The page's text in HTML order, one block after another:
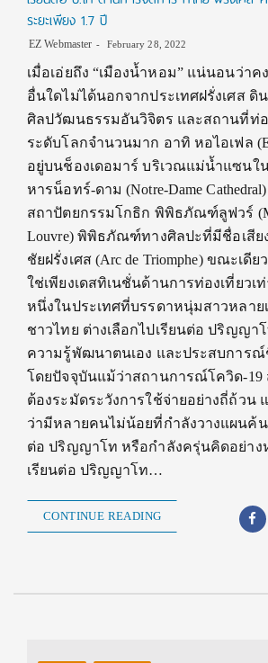
ระยะเพียง 1.7 ปี
EZ Webmaster February 28, 2022
เมื่อเอ่ยถึง “เมืองน้ำหอม” แน่นอนว่าค
อื่นใดไม่ได้นอกจากประเทศฝรั่งเศส ดิ
ศิลปวัฒนธรรมอันวิจิตร และสถานที่ท่อ
ระดับโลกจำนวนมาก อาทิ หอไอเฟล
อยู่บนช็องเดอมาร์ บริเวณแม่น้ำแซนใ
หารน็อทร์-ดาม (Notre-Dame
สถาปัตยกรรมโกธิก พิพิธภัณฑ์ลูฟวร์
Louvre) พิพิธภัณฑ์ทางศิลปะที่มีชื่อเสีย
ชัยฝรั่งเศส (Arc de Triomphe) ขณะเดี
ใช่เพียงเดสทิเนชั่นด้านการท่องเที่ยวเ
หนึ่งในประเทศที่บรรดาหนุ่มสาวหลาย
ชาวไทย ต่างเลือกไปเรียนต่อ ปริญญาโ
ความรู้พัฒนาตนเอง และประสบการ
โดยปัจจุบันแม้ว่าสถานการณ์โควิด-19
ต้องระมัดระวังการใช้จ่ายอย่างถี่ถ้วน
ว่ามีหลายคนไม่น้อยที่กำลังวางแผนค้
ต่อ ปริญญาโท หรือกำลังครุ่นคิดอย่าง
เรียนต่อ ปริญญาโท…
CONTINUE READING